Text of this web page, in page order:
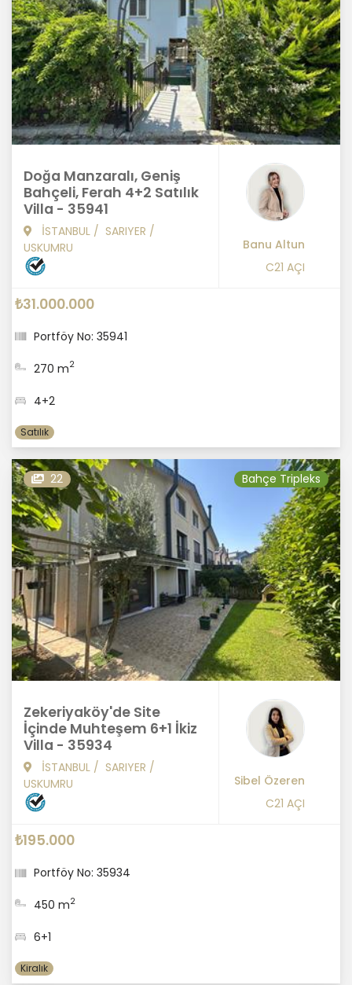
Doğa Manzaralı, Geniş
Bahçeli, Ferah 4+2 Satılık
Villa - 35941
İSTANBUL / SARIYER /
USKUMRU
Banu Altun
C21 AÇI
₺31.000.000
Portföy No: 35941
270 m2
4+2
Satılık
22 Bahçe Tripleks
Zekeriyaköy'de Site
İçinde Muhteşem 6+1 İkiz
Villa - 35934
İSTANBUL / SARIYER /
USKUMRU
Sibel Özeren
C21 AÇI
₺195.000
Portföy No: 35934
450 m2
6+1
Kiralık